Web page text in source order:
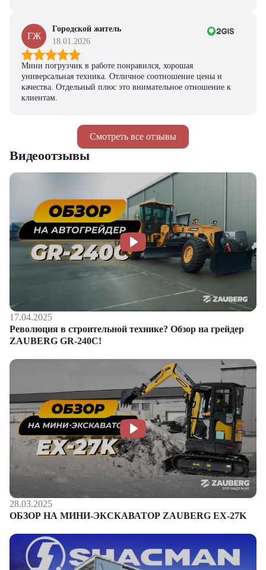
Смотреть все отзывы
ГЖ
Городской житель
18.01.2026
Мини погрузчик в работе понравился, хорошая
универсальная техника. Отличное соотношение цены и
качества. Отдельный плюс это внимательное отношение к
клиентам.
Видеоотзывы
17.04.2025
Революция в строительной технике? Обзор на грейдер
ZAUBERG GR-240C!
28.03.2025
ОБЗОР НА МИНИ-ЭКСКАВАТОР ZAUBERG EX-27K